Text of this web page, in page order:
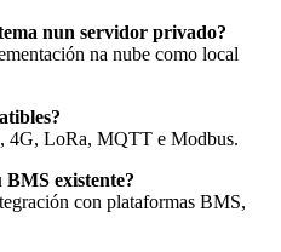
nun servidor privado?
na nube como local
4G, LoRa, MQTT e Modbus.
existente?
con plataformas BMS,